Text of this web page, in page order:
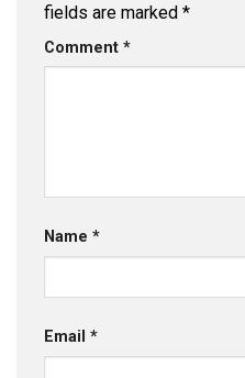
fields are marked *
Comment *
Name *
Email *